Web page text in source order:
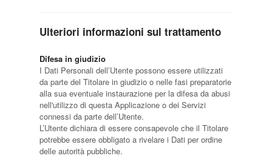
Ulteriori informazioni sul trattamento
Difesa in giudizio
I Dati Personali dell’Utente possono essere utilizzati
da parte del Titolare in giudizio o nelle fasi preparatorie
alla sua eventuale instaurazione per la difesa da abusi
nell'utilizzo di questa Applicazione o dei Servizi
connessi da parte dell’Utente.
L’Utente dichiara di essere consapevole che il Titolare
potrebbe essere obbligato a rivelare i Dati per ordine
delle autorità pubbliche.